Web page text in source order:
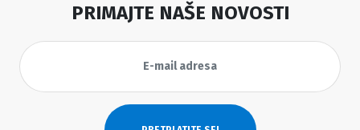
PRIMAJTE NAŠE NOVOSTI